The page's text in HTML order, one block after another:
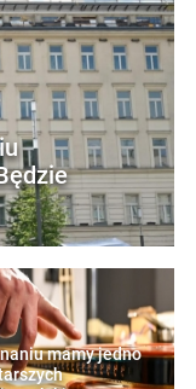
mamy jedno